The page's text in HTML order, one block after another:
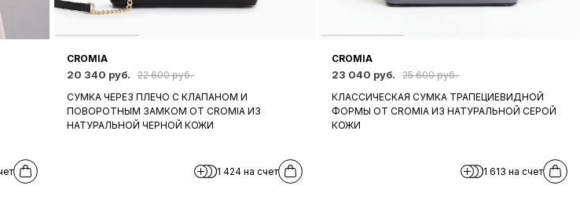
CROMIA
20 340 руб.
22 600 руб.
СУМКА ЧЕРЕЗ ПЛЕЧО С КЛАПАНОМ И
ПОВОРОТНЫМ ЗАМКОМ ОТ CROMIA ИЗ
НАТУРАЛЬНОЙ ЧЕРНОЙ КОЖИ
1 424 на счет
CROMIA
23 040 руб.
25 600 руб.
КЛАССИЧЕСКАЯ СУМКА ТРАПЕЦИЕВИДНОЙ
ФОРМЫ ОТ CROMIA ИЗ НАТУРАЛЬНОЙ СЕРОЙ
КОЖИ
1 613 на счет